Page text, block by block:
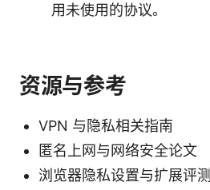
用未使用的协议。
资源与参考
VPN 与隐私相关指南
匿名上网与网络安全论文
浏览器隐私设置与扩展评测